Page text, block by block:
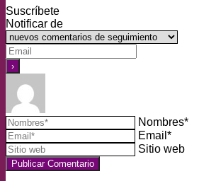
Suscríbete
Notificar de
Nombres*
Email*
Sitio web